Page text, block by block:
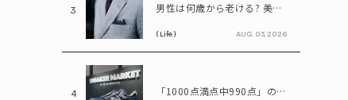
3 男性は何歳から老ける? 美容医療の医師が語る「老化の初期サイン」
( Life ) AUG. 03, 2026
4 「1000点満点中990点」のスニーカー? ニューバランス「990」が名作と呼ばれる理由